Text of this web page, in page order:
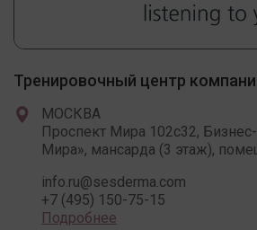
Тренировочный центр
МОСКВА
Проспект Мира 102c32,
Мира», мансарда (3 этаж),
info.ru@sesderma.com
+7 (495) 150-75-15
Подробнее